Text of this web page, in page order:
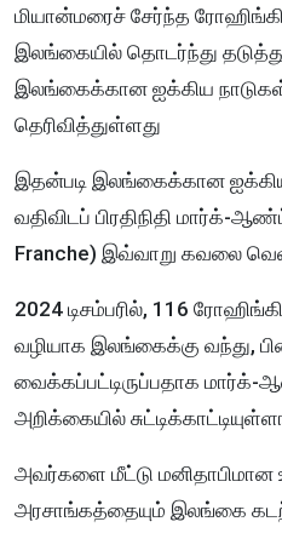
மியான்மரைச் சேர்ந்த
இலங்கையில் தொடர்ந்து தடுத்து
இலங்கைக்கான ஐக்கிய
தெரிவித்துள்ளது
இதன்படி இலங்கைக்கான
வதிவிடப் பிரதிநிதி மார்க்-
Franche) இவ்வாறு கவலை
2024 டிசம்பரில், 116
வழியாக இலங்கைக்கு வந்து,
வைக்கப்பட்டிருப்பதாக மார்க்-
அறிக்கையில்
அவர்களை மீட்டு
அரசாங்கத்தையும் இலங்கை